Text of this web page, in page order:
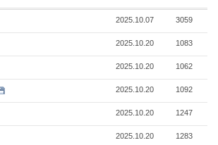
2025.10.07 3059
2025.10.20 1083
2025.10.20 1062
2025.10.20 1092
2025.10.20 1247
2025.10.20 1283